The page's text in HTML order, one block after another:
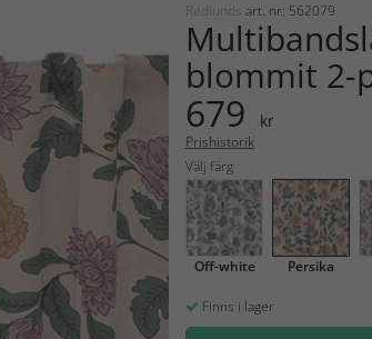
Redlunds art. nr: 562079
blommit 2-
679 kr
Prishistorik
Välj färg
Off-white Persika
Finns i lager